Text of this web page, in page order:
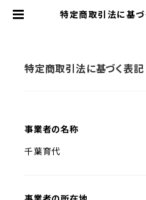
特定商取引法に基
特定商取引法に基づく表記
事業者の名称
千葉育代